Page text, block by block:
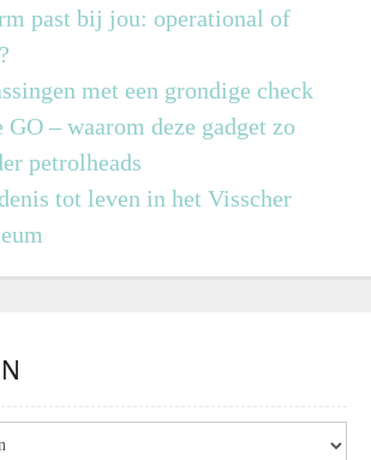
past bij jou: operational of
met een grondige check
– waarom deze gadget zo
petrolheads
tot leven in het Visscher